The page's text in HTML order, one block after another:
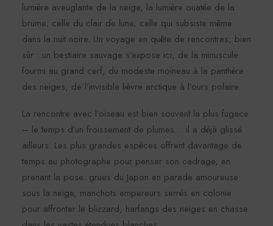
lumière aveuglante de la neige, la lumière ouatée de la
brume; celle du clair de lune, celle qui subsiste même
dans la nuit noire. Un voyage en quête de rencontres, bien
sûr : un bestiaire sauvage s’expose ici, de la minuscule
fourmi au grand cerf, du modeste moineau à la panthère
des neiges, de l’invisible lièvre arctique à l’ours polaire.
La rencontre avec l’oiseau est bien souvent la plus fugace
– le temps d’un froissement de plumes… il a déjà glissé
ailleurs. Les plus grandes espèces offrent davantage de
temps au photographe pour penser son cadrage, en
prenant la pose: grues du Japon en parade amoureuse
sous la neige, manchots empereurs serrés en colonie
pour affronter le blizzard, harfangs des neiges en chasse